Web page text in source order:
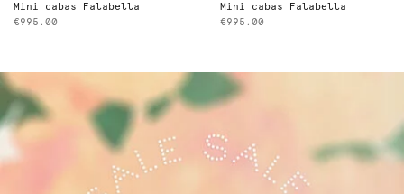
Mini cabas Falabella
€995.00
Mini cabas Falabella
€995.00